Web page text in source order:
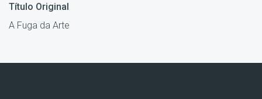
Título Original
A Fuga da Arte